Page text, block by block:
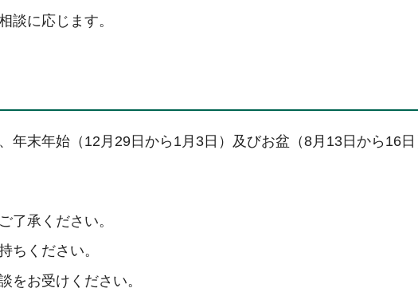
談に応じます。
年末年始（12月29日から1月3日）及びお盆（8月13日から16
了承ください。
ちください。
をお受けください。